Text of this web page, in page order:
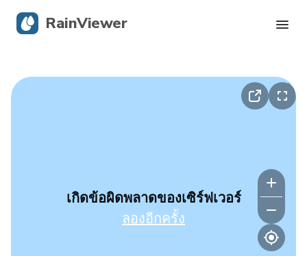
เกิดข้อผิดพลาดของเซิร์ฟเวอร์
ลองอีกครั้ง
RainViewer